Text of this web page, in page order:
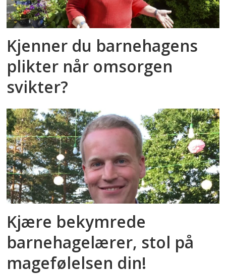
Kjenner du barnehagens
plikter når omsorgen
svikter?
Kjære bekymrede
barnehagelærer, stol på
magefølelsen din!